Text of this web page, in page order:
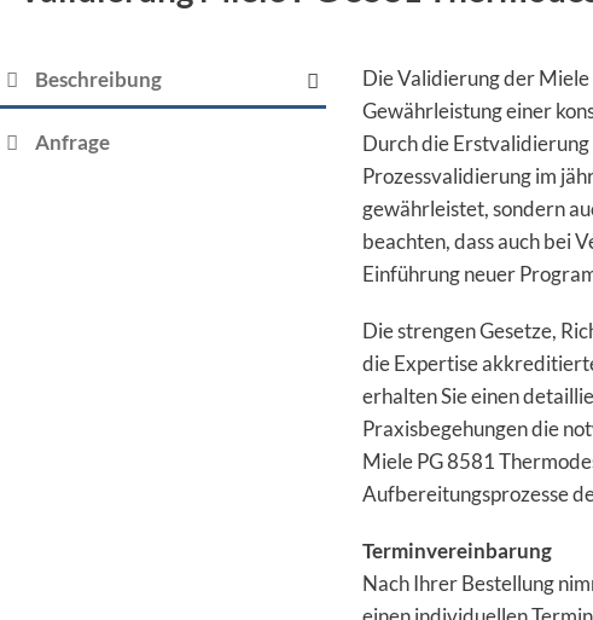
Beschreibung
Anfrage
Die Validierung der
Gewährleistung einer
Durch die
Prozessvalidierung im
gewährleistet, sondern
beachten, dass auch bei
Einführung neuer
Die strengen Gesetze,
die Expertise
erhalten Sie einen
Praxisbegehungen die
Miele PG 8581
Aufbereitungsprozesse
Terminvereinbarung
Nach Ihrer Bestellung